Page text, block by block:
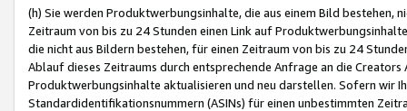
(h) Sie werden Produktwerbungsinhalte, die aus einem Bild bestehen,
Zeitraum von bis zu 24 Stunden einen Link auf
die nicht aus Bildern bestehen, für einen Zeitraum von bis zu 24
Ablauf dieses Zeitraums durch entsprechende Anfrage an die
Produktwerbungsinhalte aktualisieren und neu darstellen. Sofern wir
Standardidentifikationsnummern (ASINs) für einen unbestimmten